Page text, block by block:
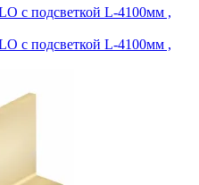
с подсветкой L-4100мм ,
с подсветкой L-4100мм ,